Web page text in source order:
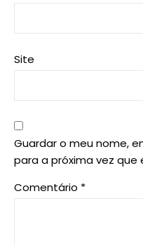
Site
Guardar o meu nome,
para a próxima vez que
Comentário *